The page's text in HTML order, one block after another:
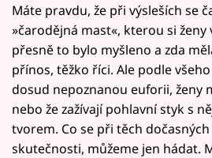
Máte pravdu, že při výsleších se
»čarodějná mast«, kterou si ženy
přesně to bylo myšleno a zda
přínos, těžko říci. Ale podle
dosud nepoznanou euforii, ženy
nebo že zažívají pohlavní styk s
tvorem. Co se při těch
skutečnosti, můžeme jen hádat.